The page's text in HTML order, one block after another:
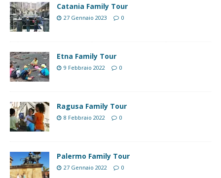
Catania Family Tour
27 Gennaio 2023 0
Etna Family Tour
9 Febbraio 2022 0
Ragusa Family Tour
8 Febbraio 2022 0
Palermo Family Tour
27 Gennaio 2022 0